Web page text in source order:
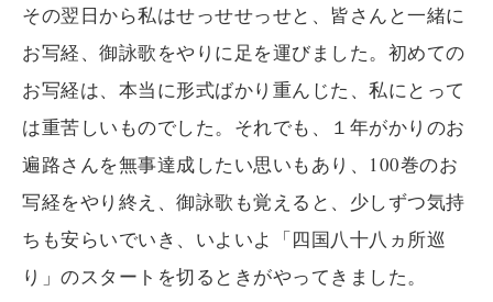
その翌日から私はせっせせっせと、皆さんと一緒に
お写経、御詠歌をやりに足を運びました。初めての
お写経は、本当に形式ばかり重んじた、私にとって
は重苦しいものでした。それでも、１年がかりのお
遍路さんを無事達成したい思いもあり、100巻のお
写経をやり終え、御詠歌も覚えると、少しずつ気持
ちも安らいでいき、いよいよ「四国八十八ヵ所巡
り」のスタートを切るときがやってきました。